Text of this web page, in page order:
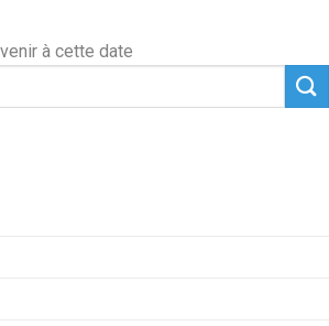
à cette date